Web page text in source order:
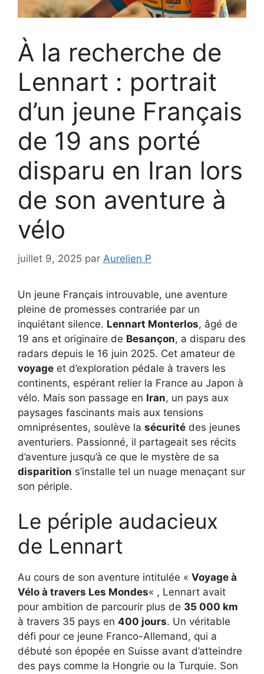
À la recherche de
Lennart : portrait
d’un jeune Français
de 19 ans porté
disparu en Iran lors
de son aventure à
vélo
juillet 9, 2025 par Aurelien P
Un jeune Français introuvable, une aventure
pleine de promesses contrariée par un
inquiétant silence. Lennart Monterlos, âgé de
19 ans et originaire de Besançon, a disparu des
radars depuis le 16 juin 2025. Cet amateur de
voyage et d’exploration pédale à travers les
continents, espérant relier la France au Japon à
vélo. Mais son passage en Iran, un pays aux
paysages fascinants mais aux tensions
omniprésentes, soulève la sécurité des jeunes
aventuriers. Passionné, il partageait ses récits
d’aventure jusqu’à ce que le mystère de sa
disparition s’installe tel un nuage menaçant sur
son périple.
Le périple audacieux
de Lennart
Au cours de son aventure intitulée « Voyage à
Vélo à travers Les Mondes« , Lennart avait
pour ambition de parcourir plus de 35 000 km
à travers 35 pays en 400 jours. Un véritable
défi pour ce jeune Franco-Allemand, qui a
débuté son épopée en Suisse avant d’atteindre
des pays comme la Hongrie ou la Turquie. Son